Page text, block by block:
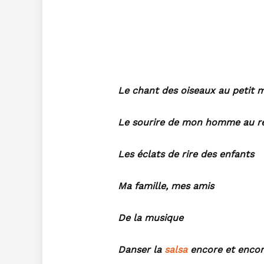
Le chant des oiseaux au petit
Le sourire de mon homme au
Les éclats de rire des enfants
Ma famille, mes amis
De la musique
Danser la salsaencore et